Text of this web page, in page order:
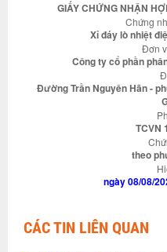
GIẤY CHỨNG NHẬN
Chứng
Xỉ đáy lò nhiệt
Đơn
Công ty cổ phần
Đường Trần Nguyên Hãn -
TCVN
theo
ngày 08/08/
CÁC TIN LIÊN QUAN